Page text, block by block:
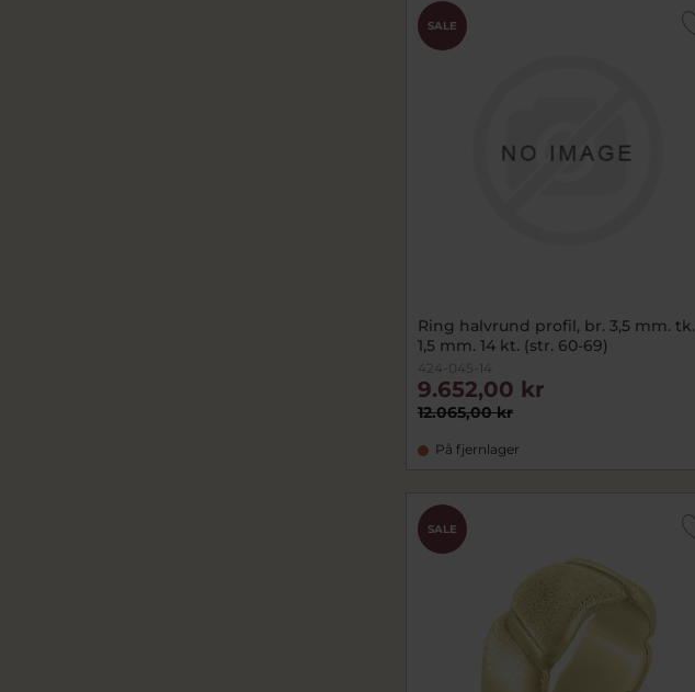
SALE
Ring halvrund profil, br. 3,5 mm. tk.
1,5 mm. 14 kt. (str. 60-69)
424-045-14
12.065,00 kr
9.652,00 kr
På fjernlager
SALE